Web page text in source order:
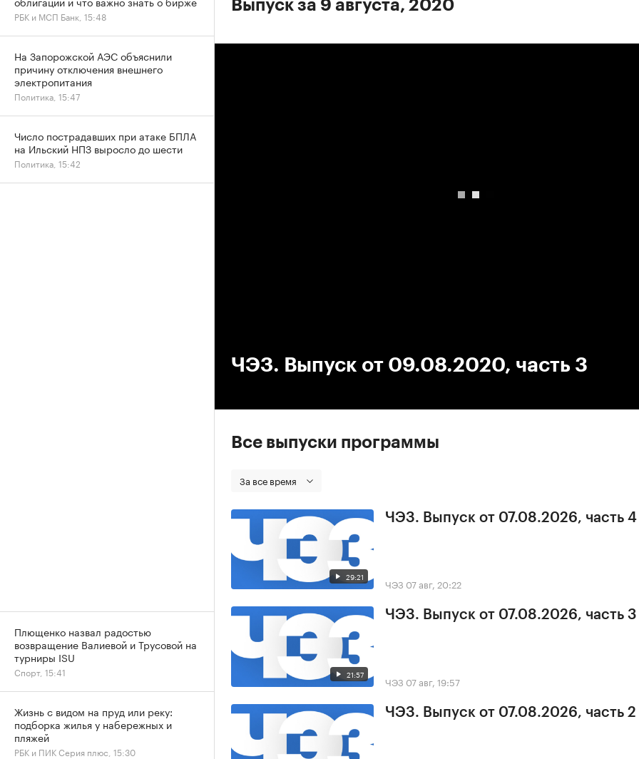
Выпуск за 9 августа, 2020
ЧЭЗ. Выпуск от 09.08.2020, часть 3
Все выпуски программы
За все время
29:21
ЧЭЗ. Выпуск от 07.08.2026, часть 4
ЧЭЗ 07 авг, 20:22
21:57
ЧЭЗ. Выпуск от 07.08.2026, часть 3
ЧЭЗ 07 авг, 19:57
ЧЭЗ. Выпуск от 07.08.2026, часть 2
РБК и МСП Банк, 15:48
На Запорожской АЭС объяснили
причину отключения внешнего
электропитания
Политика, 15:47
Число пострадавших при атаке БПЛА
на Ильский НПЗ выросло до шести
Политика, 15:42
Плющенко назвал радостью
возвращение Валиевой и Трусовой на
турниры ISU
Спорт, 15:41
Жизнь с видом на пруд или реку:
подборка жилья у набережных и
пляжей
РБК и ПИК Серия плюс, 15:30